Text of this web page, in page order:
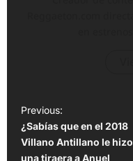
P
o
s
Previous:
¿Sabías que en el 2018
Villano Antillano le hizo
una tiraera a Anuel